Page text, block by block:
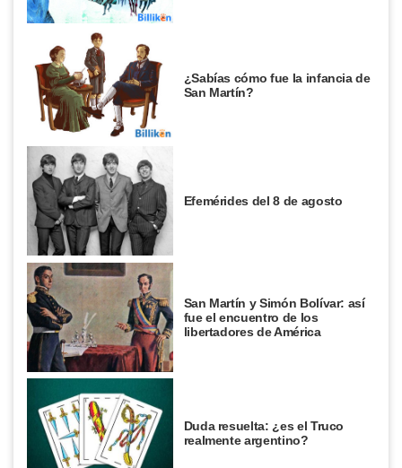
¿Sabías cómo fue la infancia de
San Martín?
Efemérides del 8 de agosto
San Martín y Simón Bolívar: así
fue el encuentro de los
libertadores de América
Duda resuelta: ¿es el Truco
realmente argentino?